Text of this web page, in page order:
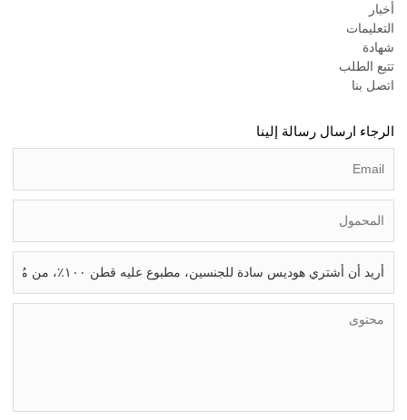
أخبار
التعليمات
شهادة
تتبع الطلب
اتصل بنا
الرجاء ارسال رسالة إلينا